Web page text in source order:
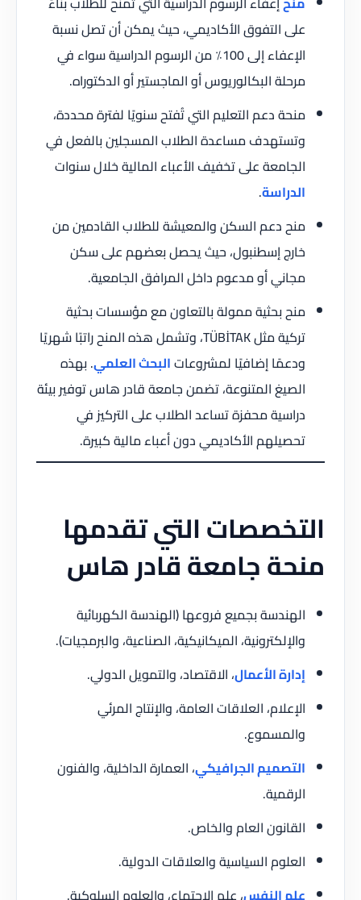
على التفوق الأكاديمي، حيث يمكن أن تصل نسبة
الإعفاء إلى 100٪ من الرسوم الدراسية سواء في
مرحلة البكالوريوس أو الماجستير أو الدكتوراه.
منحة دعم التعليم التي تُفتح سنويًا لفترة محددة،
وتستهدف مساعدة الطلاب المسجلين بالفعل في
الجامعة على تخفيف الأعباء المالية خلال سنوات
الدراسة.
منح دعم السكن والمعيشة للطلاب القادمين من
خارج إسطنبول، حيث يحصل بعضهم على سكن
مجاني أو مدعوم داخل المرافق الجامعية.
منح بحثية ممولة بالتعاون مع مؤسسات بحثية
تركية مثل TÜBİTAK، وتشمل هذه المنح راتبًا شهريًا
ودعمًا إضافيًا لمشروعاتالبحث العلمي. بهذه
الصيغ المتنوعة، تضمن جامعة قادر هاس توفير بيئة
دراسية محفزة تساعد الطلاب على التركيز في
تحصيلهم الأكاديمي دون أعباء مالية كبيرة.
التخصصات التي تقدمها
منحة جامعة قادر هاس
الهندسة بجميع فروعها (الهندسة الكهربائية
والإلكترونية، الميكانيكية، الصناعية، والبرمجيات).
إدارة الأعمال، الاقتصاد، والتمويل الدولي.
الإعلام، العلاقات العامة، والإنتاج المرئي
والمسموع.
التصميم الجرافيكي، العمارة الداخلية، والفنون
الرقمية.
القانون العام والخاص.
العلوم السياسية والعلاقات الدولية.
علم النفس، علم الاجتماع، والعلوم السلوكية.